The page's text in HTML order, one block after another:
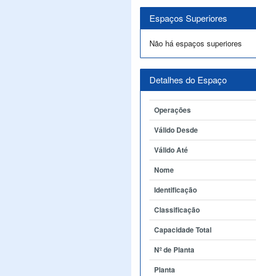
Espaços Superiores
Não há espaços superiores
Detalhes do Espaço
Operações
Válido Desde
Válido Até
Nome
Identificação
Classificação
Capacidade Total
Nº de Planta
Planta